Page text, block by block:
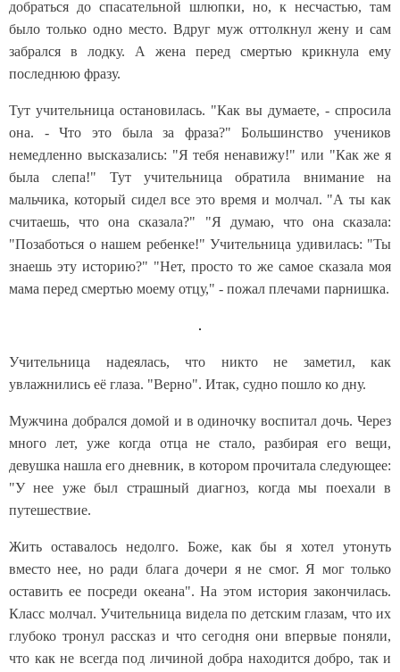
добраться до спасательной шлюпки, но, к несчастью, там
было только одно место. Вдруг муж оттолкнул жену и сам
забрался в лодку. А жена перед смертью крикнула ему
последнюю фразу.
Тут учительница остановилась. "Как вы думаете, - спросила
она. - Что это была за фраза?" Большинство учеников
немедленно высказались: "Я тебя ненавижу!" или "Как же я
была слепа!" Тут учительница обратила внимание на
мальчика, который сидел все это время и молчал. "А ты как
считаешь, что она сказала?" "Я думаю, что она сказала:
"Позаботься о нашем ребенке!" Учительница удивилась: "Ты
знаешь эту историю?" "Нет, просто то же самое сказала моя
мама перед смертью моему отцу," - пожал плечами парнишка.
Учительница надеялась, что никто не заметил, как
увлажнились её глаза. "Верно". Итак, судно пошло ко дну.
Мужчина добрался домой и в одиночку воспитал дочь. Через
много лет, уже когда отца не стало, разбирая его вещи,
девушка нашла его дневник, в котором прочитала следующее:
"У нее уже был страшный диагноз, когда мы поехали в
путешествие.
Жить оставалось недолго. Боже, как бы я хотел утонуть
вместо нее, но ради блага дочери я не смог. Я мог только
оставить ее посреди океана". На этом история закончилась.
Класс молчал. Учительница видела по детским глазам, что их
глубоко тронул рассказ и что сегодня они впервые поняли,
что как не всегда под личиной добра находится добро, так и